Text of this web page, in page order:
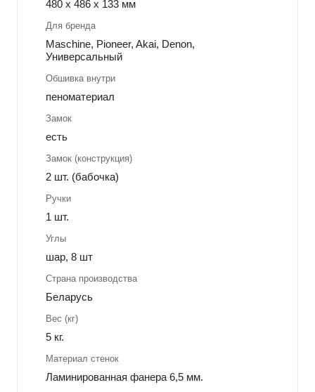
480 x 486 x 133 мм
Для бренда
Maschine, Pioneer, Akai, Denon,
Универсальный
Обшивка внутри
пеноматериал
Замок
есть
Замок (конструкция)
2 шт. (бабочка)
Ручки
1 шт.
Углы
шар, 8 шт
Страна производства
Беларусь
Вес (кг)
5 кг.
Материал стенок
Ламинированная фанера 6,5 мм.